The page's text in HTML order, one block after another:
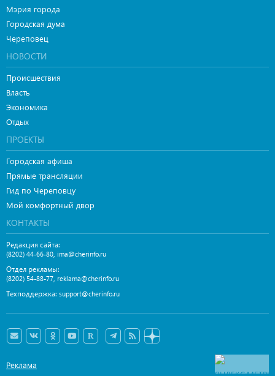
Мэрия города
Городская дума
Череповец
НОВОСТИ
Происшествия
Власть
Экономика
Отдых
ПРОЕКТЫ
Городская афиша
Прямые трансляции
Гид по Череповцу
Мой комфортный двор
КОНТАКТЫ
Редакция сайта:
(8202) 44-66-80 ima@cherinfo.ru
Отдел рекламы:
(8202) 54-88-77 reklama@cherinfo.ru
Техподдержка: support@cherinfo.ru
Реклама